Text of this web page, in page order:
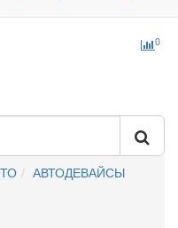
0
АВТОДЕВАЙСЫ